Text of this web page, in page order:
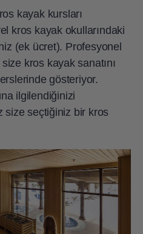
kayak kursları
kros kayak okullarındaki
(ek ücret). Profesyonel
kros kayak sanatını
gösteriyor.
ilgilendiğinizi
size seçtiğiniz bir kros